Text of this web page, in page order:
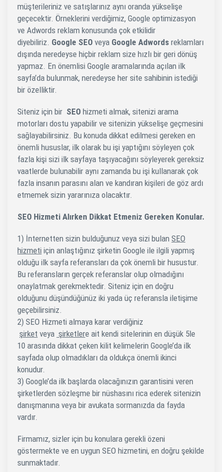
müşterileriniz ve satışlarınız aynı oranda yükselişe
geçecektir. Örneklerini verdiğimiz, Google optimizasyon
ve Adwords reklam konusunda çok etkilidir
diyebiliriz. Google SEO veya Google Adwords reklamları
dışında neredeyse hiçbir reklam size hızlı bir geri dönüş
yapmaz. En önemlisi Google aramalarında açılan ilk
sayfa’da bulunmak, neredeyse her site sahibinin istediği
bir özelliktir.
Siteniz için bir SEO hizmeti almak, sitenizi arama
motorları dostu yapabilir ve sitenizin yükselişe geçmesini
sağlayabilirsiniz. Bu konuda dikkat edilmesi gereken en
önemli hususlar, ilk olarak bu işi yaptığını söyleyen çok
fazla kişi sizi ilk sayfaya taşıyacağını söyleyerek gereksiz
vaatlerde bulunabilir aynı zamanda bu işi kullanarak çok
fazla insanın parasını alan ve kandıran kişileri de göz ardı
etmemek sizin yararınıza olacaktır.
SEO Hizmeti Alırken Dikkat Etmeniz Gereken Konular.
1) İnternetten sizin bulduğunuz veya sizi bulan SEO
hizmeti için anlaştığınız şirketin Google ile ilgili yapmış
olduğu ilk sayfa referansları da çok önemli bir husustur.
Bu referansların gerçek referanslar olup olmadığını
onaylatmak gerekmektedir. Siteniz için en doğru
olduğunu düşündüğünüz iki yada üç referansla iletişime
geçebilirsiniz.
2) SEO Hizmeti almaya karar verdiğiniz
şirket veya şirketlere ait kendi sitelerinin en düşük 5le
10 arasında dikkat çeken kilit kelimelerin Google’da ilk
sayfada olup olmadıkları da oldukça önemli ikinci
konudur.
3) Google’da ilk başlarda olacağınızın garantisini veren
şirketlerden sözleşme bir nüshasını rica ederek sitenizin
danışmanına veya bir avukata sormanızda da fayda
vardır.
Firmamız, sizler için bu konulara gerekli özeni
göstermekte ve en uygun SEO hizmetini, en doğru şekilde
sunmaktadır.